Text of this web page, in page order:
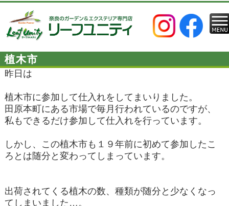
植木市
昨日は
植木市に参加して仕入れをしてまいりました。
田原本町にある市場で毎月行われているのですが、
私もできるだけ参加して仕入れを行っています。
しかし、この植木市も１９年前に初めて参加したこ
ろとは随分と変わってしまっています。
出荷されてくる植木の数、種類が随分と少なくなっ
てしまいました…。